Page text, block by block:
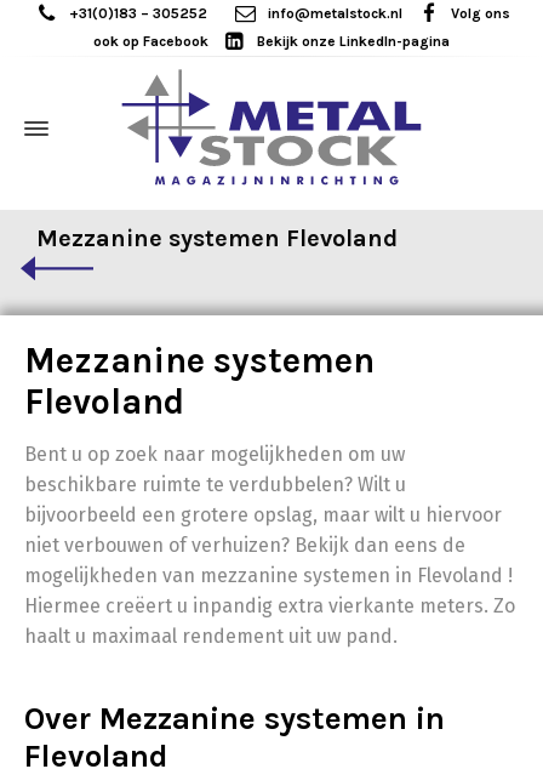
+31(0)183 – 305252 info@metalstock.nl
Volg ons
ook op Facebook
Bekijk onze LinkedIn-pagina
Mezzanine systemen Flevoland
Mezzanine systemen
Flevoland
Bent u op zoek naar mogelijkheden om uw
beschikbare ruimte te verdubbelen? Wilt u
bijvoorbeeld een grotere opslag, maar wilt u hiervoor
niet verbouwen of verhuizen? Bekijk dan eens de
mogelijkheden van mezzanine systemen in Flevoland !
Hiermee creëert u inpandig extra vierkante meters. Zo
haalt u maximaal rendement uit uw pand.
Over Mezzanine systemen in
Flevoland